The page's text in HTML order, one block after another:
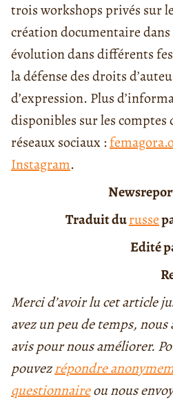
trois workshops privés sur
création documentaire
évolution dans différents
la défense des droits
d’expression. Plus
disponibles sur les comptes
réseaux sociaux :
Instagram.
Traduit durusse
Edité
Merci d’avoir lu cet article
avez un peu de temps,
avis pour nous améliorer.
pouvezrépondre
questionnaireou nous